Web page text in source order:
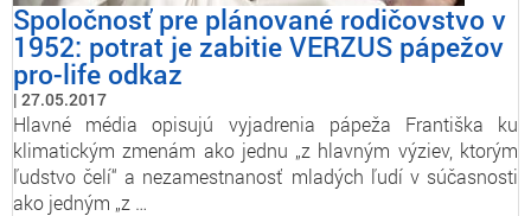
Spoločnosť pre plánované rodičovstvo v
1952: potrat je zabitie VERZUS pápežov
pro-life odkaz
27.05.2017
Hlavné média opisujú vyjadrenia pápeža Františka ku
klimatickým zmenám ako jednu „z hlavným výziev, ktorým
ľudstvo čelí“ a nezamestnanosť mladých ľudí v súčasnosti
ako jedným „z …